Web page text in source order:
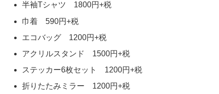
半袖Tシャツ 1800円+税
巾着 590円+税
エコバッグ 1200円+税
アクリルスタンド 1500円+税
ステッカー6枚セット 1200円+税
折りたたみミラー 1200円+税